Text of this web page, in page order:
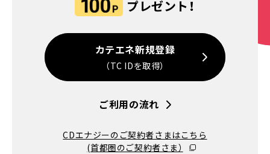
プレゼント！
カテエネ新規登録
（TC IDを取得）
ご利用の流れ
CDエナジーのご契約者さまはこちら
(首都圏のご契約者さま）